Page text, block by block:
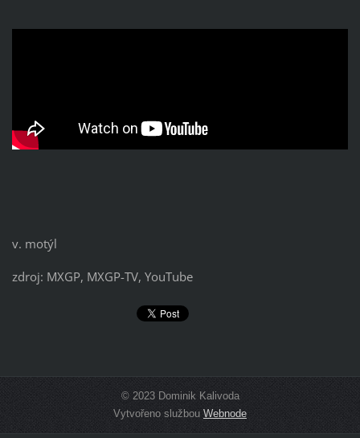
v. motýl
zdroj: MXGP, MXGP-TV, YouTube
© 2023 Dominik Kalivoda
Vytvořeno službou Webnode